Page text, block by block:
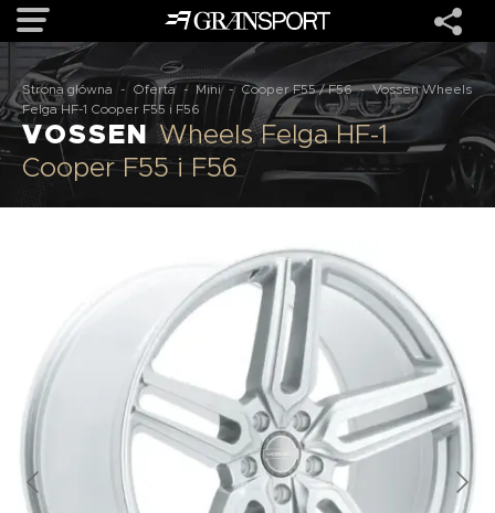
OFERTA
MARKI
O NAS
USŁUGI
KONTAKT
O NAS OFERTA BLOG ZOSTAŃ PARTNEREM
Strona główna - Oferta - Mini - Cooper F55 / F56 - Vossen Wheels
Felga HF-1 Cooper F55 i F56
VOSSENWheels Felga HF-1
Cooper F55 i F56